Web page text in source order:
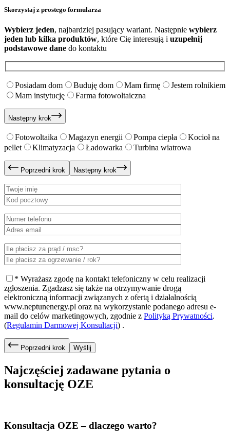
Skorzystaj z prostego formularza
Wybierz jeden, najbardziej pasujący wariant. Następnie wybierz
jeden lub kilka produktów, które Cię interesują i uzupełnij
podstawowe dane do kontaktu
Posiadam dom Buduję dom Mam firmę
Jestem rolnikiem
Mam instytucję
Farma fotowoltaiczna
Następny krok
Fotowoltaika Magazyn energii Pompa ciepła
Kocioł na
pellet
Klimatyzacja Ładowarka Turbina wiatrowa
Poprzedni krok Następny krok
* Wyrażasz zgodę na kontakt telefoniczny w celu realizacji
zgłoszenia. Zgadzasz się także na otrzymywanie drogą
elektroniczną informacji związanych z ofertą i działalnością
www.neptunenergy.pl oraz na wykorzystanie podanego adresu e-
mail do celów marketingowych, zgodnie z Polityką Prywatności.
(Regulamin Darmowej Konsultacji) .
Poprzedni krok Wyślij
Najczęściej zadawane pytania o
konsultację OZE
Konsultacja OZE – dlaczego warto?